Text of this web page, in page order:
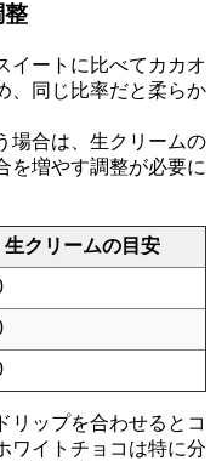
整
イートに比べてカカオ
、同じ比率だと柔らか
場合は、生クリームの
を増やす調整が必要に
クリームの目安
リップを合わせるとコ
ワイトチョコは特に分